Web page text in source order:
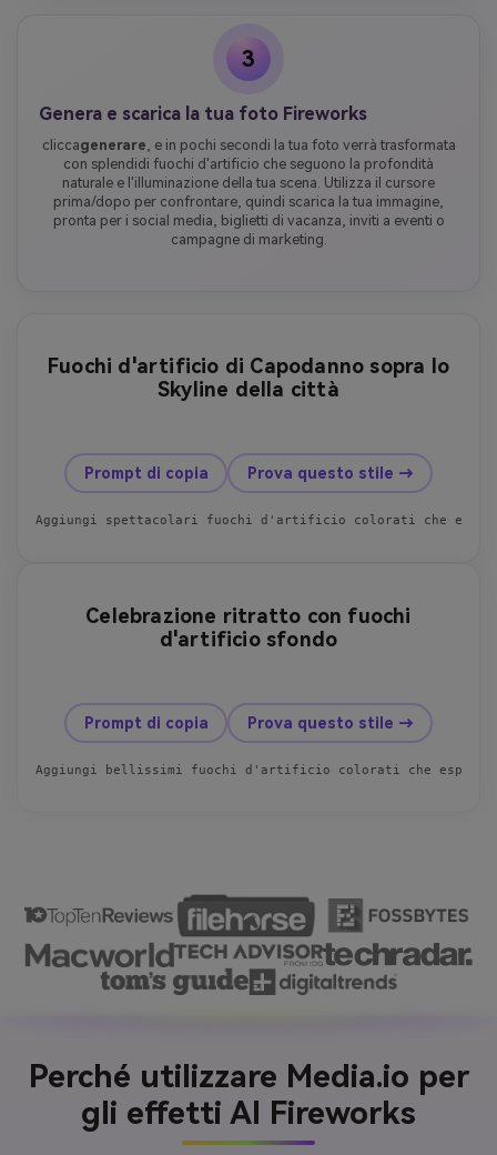
3
Genera e scarica la tua foto Fireworks
cliccagenerare , e in pochi secondi la tua foto verrà trasformata
con splendidi fuochi d'artificio che seguono la profondità
naturale e l'illuminazione della tua scena. Utilizza il cursore
prima/dopo per confrontare, quindi scarica la tua immagine,
pronta per i social media, biglietti di vacanza, inviti a eventi o
campagne di marketing.
Fuochi d'artificio di Capodanno sopra lo
Skyline della città
prima dopo
Prompt di copia Prova questo stile →
Aggiungi spettacolari fuochi d'artificio colorati che
Celebrazione ritratto con fuochi
d'artificio sfondo
prima dopo
Prompt di copia Prova questo stile →
Aggiungi bellissimi fuochi d'artificio colorati che
Perché utilizzare Media.io per
gli effetti AI Fireworks